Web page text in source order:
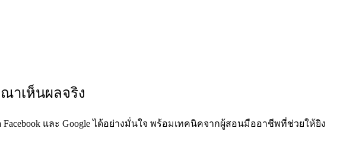
าเห็นผลจริง
และ Google ได้อย่างมั่นใจ พร้อมเทคนิคจากผู้สอนมืออาชีพที่ช่วยให้ยิง